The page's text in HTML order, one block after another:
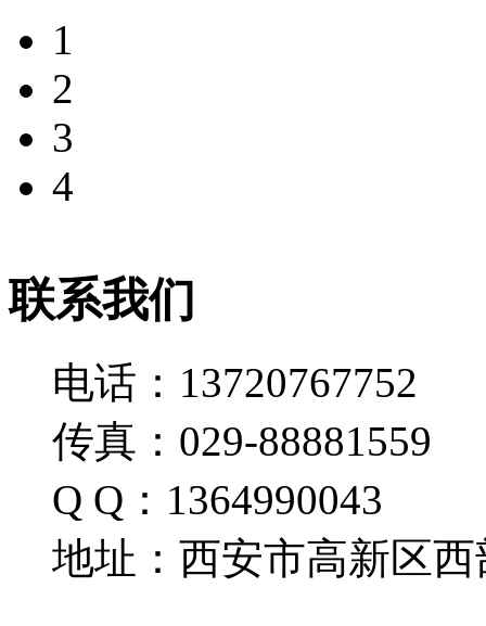
1
2
3
4
联系我们
电话：13720767752
传真：029-88881559
Q Q：1364990043
地址：西安市高新区西